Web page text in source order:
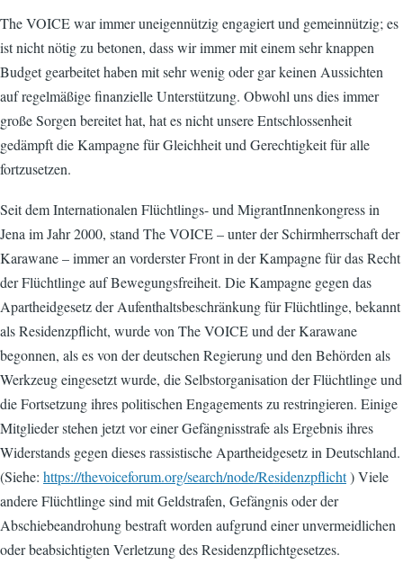
The VOICE war immer uneigennützig engagiert und gemeinnützig; es
ist nicht nötig zu betonen, dass wir immer mit einem sehr knappen
Budget gearbeitet haben mit sehr wenig oder gar keinen Aussichten
auf regelmäßige finanzielle Unterstützung. Obwohl uns dies immer
große Sorgen bereitet hat, hat es nicht unsere Entschlossenheit
gedämpft die Kampagne für Gleichheit und Gerechtigkeit für alle
fortzusetzen.
Seit dem Internationalen Flüchtlings- und MigrantInnenkongress in
Jena im Jahr 2000, stand The VOICE – unter der Schirmherrschaft der
Karawane – immer an vorderster Front in der Kampagne für das Recht
der Flüchtlinge auf Bewegungsfreiheit. Die Kampagne gegen das
Apartheidgesetz der Aufenthaltsbeschränkung für Flüchtlinge, bekannt
als Residenzpflicht, wurde von The VOICE und der Karawane
begonnen, als es von der deutschen Regierung und den Behörden als
Werkzeug eingesetzt wurde, die Selbstorganisation der Flüchtlinge und
die Fortsetzung ihres politischen Engagements zu restringieren. Einige
Mitglieder stehen jetzt vor einer Gefängnisstrafe als Ergebnis ihres
Widerstands gegen dieses rassistische Apartheidgesetz in Deutschland.
(Siehe: https://thevoiceforum.org/search/node/Residenzpflicht) Viele
andere Flüchtlinge sind mit Geldstrafen, Gefängnis oder der
Abschiebeandrohung bestraft worden aufgrund einer unvermeidlichen
oder beabsichtigten Verletzung des Residenzpflichtgesetzes.